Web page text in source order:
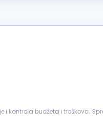
i kontrola budžeta i troškova.